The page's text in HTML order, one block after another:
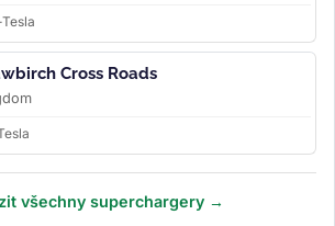
Cross Roads
všechny superchargery →